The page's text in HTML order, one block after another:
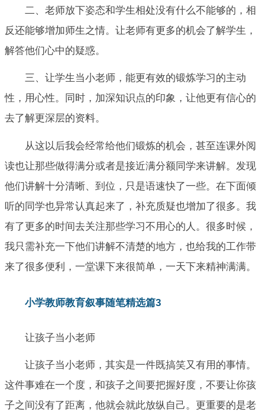
二、老师放下姿态和学生相处没有什么不能够的，相
反还能够增加师生之情。让老师有更多的机会了解学生，
解答他们心中的疑惑。
三、让学生当小老师，能更有效的锻炼学习的主动
性，用心性。同时，加深知识点的印象，让他更有信心的
去了解更深层的资料。
从这以后我会经常给他们锻炼的机会，甚至连课外阅
读也让那些做得满分或者是接近满分额同学来讲解。发现
他们讲解十分清晰、到位，只是语速快了一些。在下面倾
听的同学也异常认真起来了，补充质疑也增加了很多。我
有了更多的时间去关注那些学习不用心的人。很多时候，
我只需补充一下他们讲解不清楚的地方，也给我的工作带
来了很多便利，一堂课下来很简单，一天下来精神满满。
小学教师教育叙事随笔精选篇3
让孩子当小老师
让孩子当小老师，其实是一件既搞笑又有用的事情。
这件事难在一个度，和孩子之间要把握好度，不要让你孩
子之间没有了距离，他就会就此放纵自己。更重要的是老